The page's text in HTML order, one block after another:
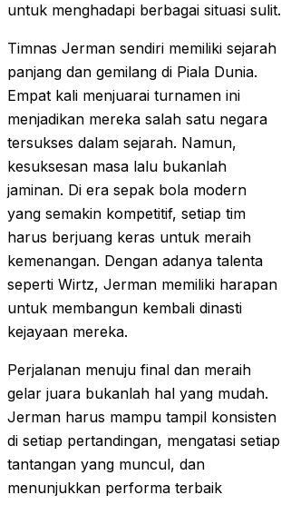
untuk menghadapi berbagai situasi sulit.
Timnas Jerman sendiri memiliki sejarah
panjang dan gemilang di Piala Dunia.
Empat kali menjuarai turnamen ini
menjadikan mereka salah satu negara
tersukses dalam sejarah. Namun,
kesuksesan masa lalu bukanlah
jaminan. Di era sepak bola modern
yang semakin kompetitif, setiap tim
harus berjuang keras untuk meraih
kemenangan. Dengan adanya talenta
seperti Wirtz, Jerman memiliki harapan
untuk membangun kembali dinasti
kejayaan mereka.
Perjalanan menuju final dan meraih
gelar juara bukanlah hal yang mudah.
Jerman harus mampu tampil konsisten
di setiap pertandingan, mengatasi setiap
tantangan yang muncul, dan
menunjukkan performa terbaik